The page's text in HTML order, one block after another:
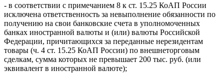
- в соответствии с примечанием 8 к ст. 15.25 КоАП России
исключена ответственность за невыполнение обязанности по
получению на свои банковские счета в уполномоченных
банках иностранной валюты и (или) валюты Российской
Федерации, причитающихся за переданные нерезидентам
товары (ч. 4 ст. 15.25 КоАП России) по внешнеторговым
сделкам, сумма которых не превышает 200 тыс. руб. (или
эквивалент в иностранной валюте);